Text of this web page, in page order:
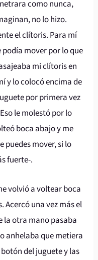
como nunca,
no lo hizo.
el clítoris. Para mí
mover por lo que
mi clítoris en
y lo colocó encima de
por primera vez
le molestó por lo
boca abajo y me
puedes mover, si lo
fuerte-.
volvió a voltear boca
Acercó una vez más el
la otra mano pasaba
anhelaba que metiera
del juguete y las